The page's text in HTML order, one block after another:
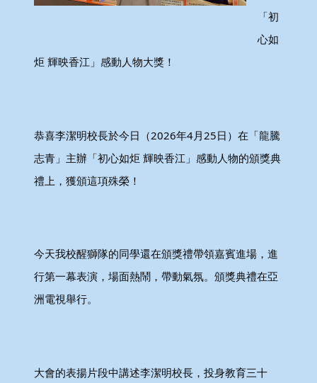
「初
心如
炬 輝映香江」感動人物大獎！
恭喜李潔明校長於今日（2026年4月25日）在「龍騰
志青」主辦「初心如炬 輝映香江」感動人物的頒獎典
禮上，獲頒這項殊榮！
今天我校醒獅隊的同學還在頒獎禮帶領嘉賓進場，進
行第一幕表演，場面熱鬧，帶動氣氛。頒獎典禮在亞
洲電視舉行。
大會的表揚片段中講述李潔明校長，投身教育三十